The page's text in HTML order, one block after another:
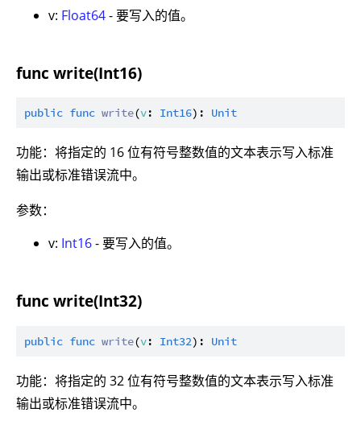
v: Float64- 要写入的值。
func write(Int16)
public func write(v: Int16): Unit
功能：将指定的 16 位有符号整数值的文本表示写入标准
输出或标准错误流中。
参数：
v: Int16- 要写入的值。
func write(Int32)
public func write(v: Int32): Unit
功能：将指定的 32 位有符号整数值的文本表示写入标准
输出或标准错误流中。